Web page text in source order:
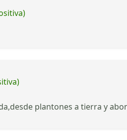
plantones a tierra y